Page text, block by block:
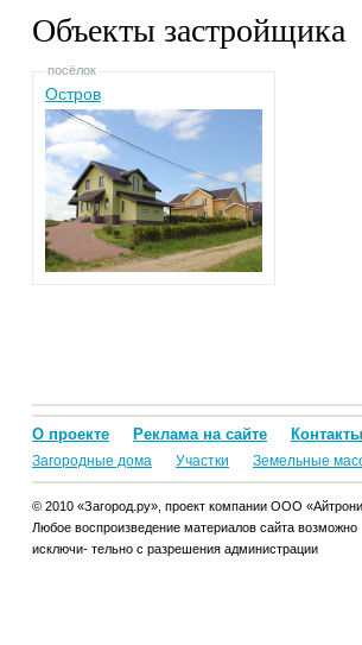
Объекты застройщика
посёлок
Остров
О проекте Реклама на сайте Контакты
Загородные дома Участки Земельные
© 2010 «Загород.ру», проект компании ООО
Любое воспроизведение материалов сайта возможно
исключи- тельно с разрешения администрации